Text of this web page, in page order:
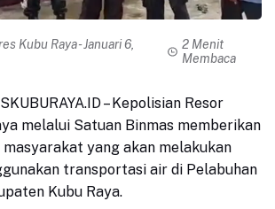
Kubu Raya- Januari 6,
2 Menit
Membaca
– Kepolisian Resor
melalui Satuan Binmas memberikan
masyarakat yang akan melakukan
transportasi air di Pelabuhan
Kubu Raya.